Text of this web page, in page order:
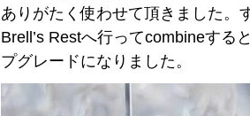
ありがたく使わせて頂きました。
Brell’s Restへ行ってcombineする
プグレードになりました。